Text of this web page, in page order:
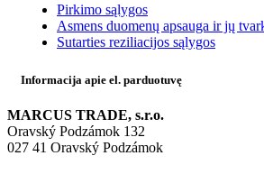
Pirkimo sąlygos
Asmens duomenų apsauga ir jų
Sutarties reziliacijos sąlygos
Informacija apie el. parduotuvę
MARCUS TRADE, s.r.o.
Oravský Podzámok 132
027 41 Oravský Podzámok